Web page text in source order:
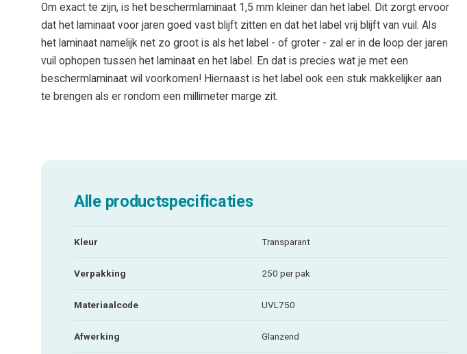
Om exact te zijn, is het beschermlaminaat 1,5 mm kleiner dan het label. Dit zorgt ervoor
dat het laminaat voor jaren goed vast blijft zitten en dat het label vrij blijft van vuil. Als
het laminaat namelijk net zo groot is als het label - of groter - zal er in de loop der jaren
vuil ophopen tussen het laminaat en het label. En dat is precies wat je met een
beschermlaminaat wil voorkomen! Hiernaast is het label ook een stuk makkelijker aan
te brengen als er rondom een millimeter marge zit.
Alle productspecificaties
Kleur Transparant
Verpakking 250 per pak
Materiaalcode UVL750
Afwerking Glanzend